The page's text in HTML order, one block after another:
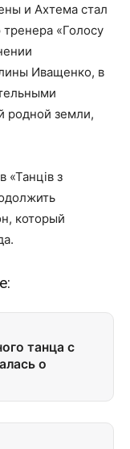
и Ахтема стал
«Голосу
Иващенко, в
родной земли,
«Танців з
который
танца с
о